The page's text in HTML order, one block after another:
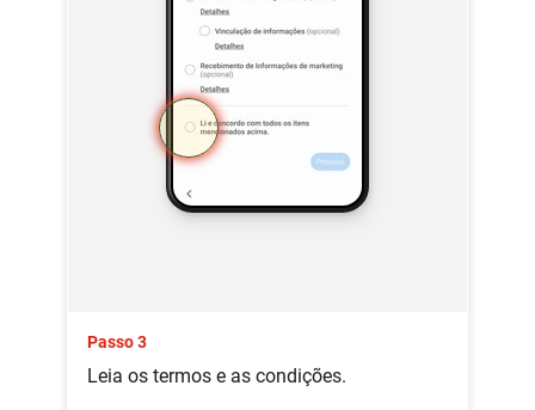
Passo 3
Leia os termos e as condições.